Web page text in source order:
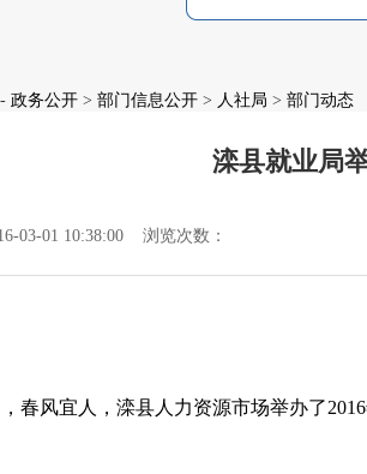
- 政务公开 > 部门信息公开 > 人社局 > 部门动态
滦县就业局
03-01 10:38:00 浏览次数：
，春风宜人，滦县人力资源市场举办了2016